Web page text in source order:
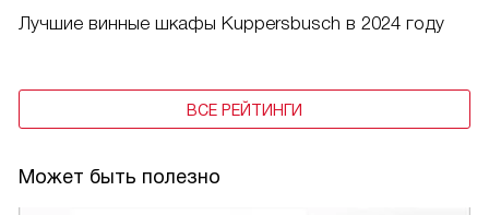
Лучшие винные шкафы Kuppersbusch в 2024 году
ВСЕ РЕЙТИНГИ
Может быть полезно